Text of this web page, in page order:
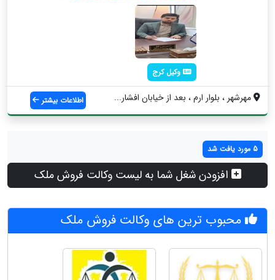
وکیل کرج
مهرشهر ، بلوار ارم ، بعد از خیابان افشار... اطلاعات بیشتر
5 مورد یافت شد
افزودن شغل شما به لیست وکالت فروش ملک
محبوب ترین های وکالت فروش ملک